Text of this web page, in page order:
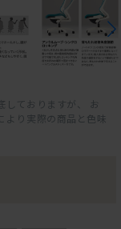
しておりますが、 お
より実際の商品と色味